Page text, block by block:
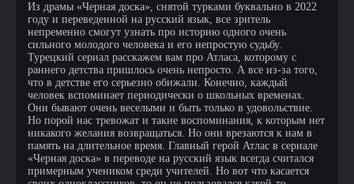
Из драмы «Черная доска», снятой турками буквально в 2022
году и переведенной на русский язык, все зритель
непременно смогут узнать про историю одного очень
сильного молодого человека и его непростую судьбу.
Турецкий сериал расскажем вам про Атласа, которому с
раннего детства пришлось очень непросто. А все из-за того,
что в детстве его серьезно обижали. Конечно, каждый
человек вспоминает периодически о школьных временах.
Они бывают очень веселыми и быть только в удовольствие.
Но порой нас тревожат и такие воспоминания, к которым нет
никакого желания возвращаться. Но они врезаются к нам в
память на длительное время. Главный герой Атлас в сериале
«Черная доска» в переводе на русский язык всегда считался
примерным учеником среди учителей. Но вот что касается